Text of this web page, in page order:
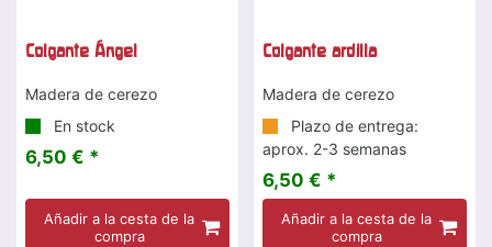
Colgante Ángel
Madera de cerezo
En stock
6,50 € *
Añadir a la cesta de la
compra
Colgante ardilla
Madera de cerezo
Plazo de entrega:
aprox. 2-3 semanas
6,50 € *
Añadir a la cesta de la
compra